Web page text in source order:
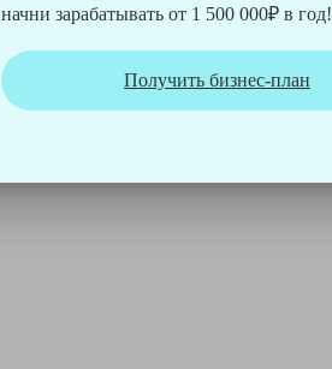
начни зарабатывать от 1 500 000₽ в год!
Получить бизнес-план